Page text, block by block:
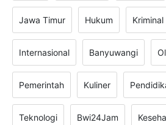
Jawa Timur Hukum Kriminal
Internasional Banyuwangi
Pemerintah Kuliner
Teknologi Bwi24Jam